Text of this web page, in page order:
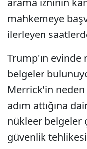
arama izninin
mahkemeye
ilerleyen
Trump'ın evinde
belgeler
Merrick'in
adım attığına
nükleer belgeler
güvenlik